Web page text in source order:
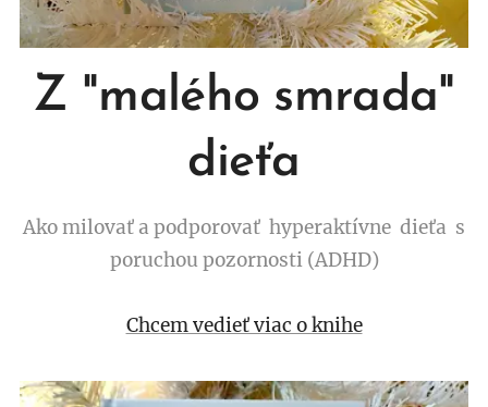
Z "malého smrada"
dieťa
Ako milovať a podporovať hyperaktívne dieťa s
poruchou pozornosti (ADHD)
Chcem vedieť viac o knihe